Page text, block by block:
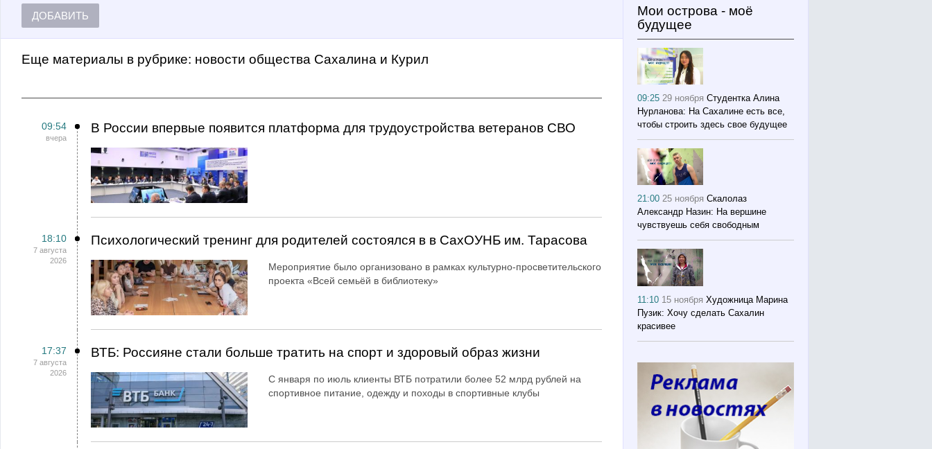
ДОБАВИТЬ
Еще материалы в рубрике: Новости общества Сахалина и Курил
09:54
вчера
В России впервые появится платформа для трудоустройства ветеранов СВО
18:10
7 августа
2026
Психологический тренинг для родителей состоялся в в СахОУНБ им. Тарасова
Мероприятие было организовано в рамках культурно-просветительского
проекта «Всей семьёй в библиотеку»
17:37
7 августа
2026
ВТБ: Россияне стали больше тратить на спорт и здоровый образ жизни
С января по июль клиенты ВТБ потратили более 52 млрд рублей на
спортивное питание, одежду и походы в спортивные клубы
Мои острова - моё
будущее
09:2529 ноября Студентка Алина
Нурланова: На Сахалине есть все,
чтобы строить здесь свое будущее
21:0025 ноября Скалолаз
Александр Назин: На вершине
чувствуешь себя свободным
11:10 15 ноября Художница Марина
Пузик: Хочу сделать Сахалин
красивее